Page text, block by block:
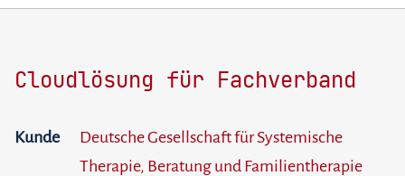
Cloudlösung für Fachverband
Kunde
Deutsche Gesellschaft für Systemische
Therapie, Beratung und Familientherapie